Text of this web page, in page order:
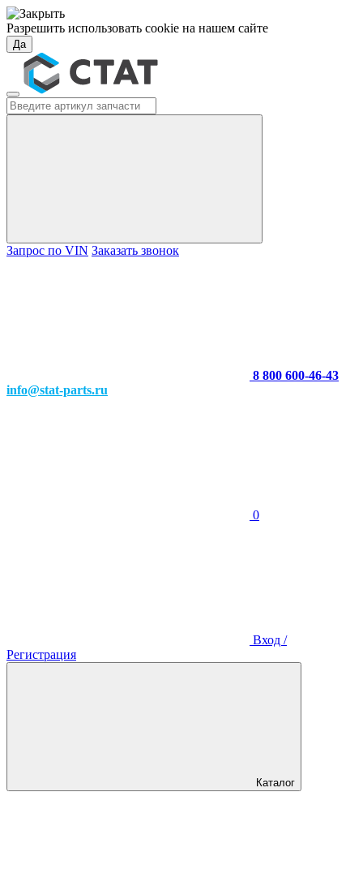
Разрешить использовать cookie на нашем сайте
Да
Запрос по VIN Заказать звонок
8 800 600-46-43
info@stat-parts.ru
0
Вход /
Регистрация
Каталог